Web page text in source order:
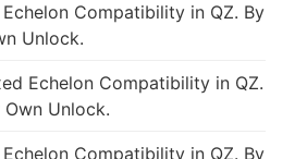
Echelon Compatibility in QZ. By
Unlock.
Echelon Compatibility in QZ.
Unlock.
Echelon Compatibility in QZ. By